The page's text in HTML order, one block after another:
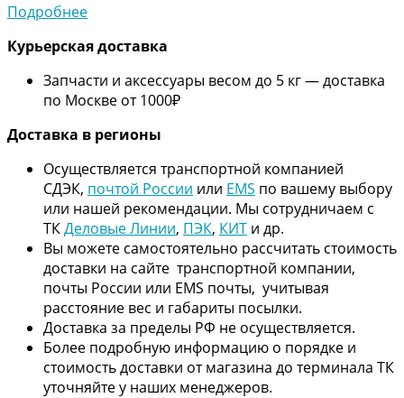
Подробнее
Курьерская доставка
Запчасти и аксессуары весом до 5 кг — доставка
по Москве от 1000₽
Доставка в регионы
Осуществляется транспортной компанией
СДЭК, почтой России или EMS по вашему выбору
или нашей рекомендации. Мы сотрудничаем с
ТКДеловые Линии, ПЭК, КИТ и др.
Вы можете самостоятельно рассчитать стоимость
доставки на сайте транспортной компании,
почты России или EMS почты, учитывая
расстояние вес и габариты посылки.
Доставка за пределы РФ не осуществляется.
Более подробную информацию о порядке и
стоимость доставки от магазина до терминала ТК
уточняйте у наших менеджеров.